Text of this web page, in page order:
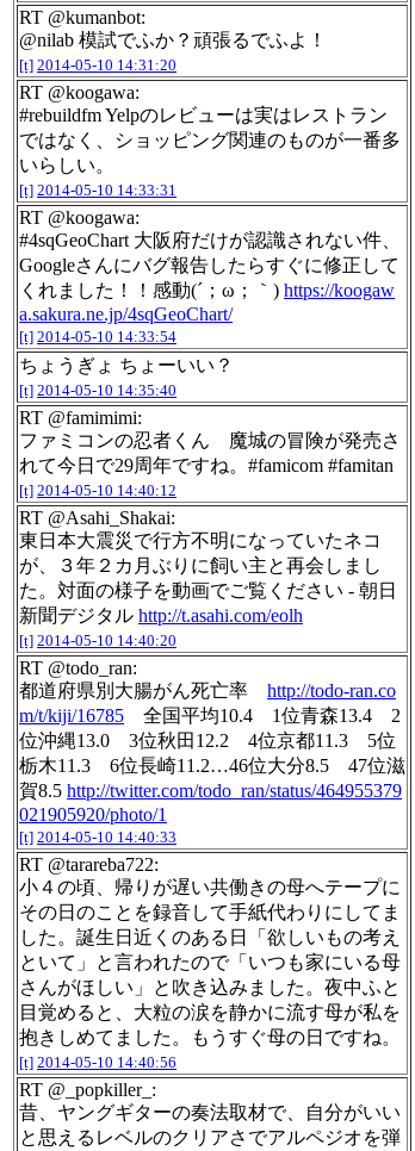
RT @kumanbot:
@nilab 模試でふか？頑張るでふよ！
[t] 2014-05-10 14:31:20
RT @koogawa:
#rebuildfm Yelpのレビューは実はレストラン
ではなく、ショッピング関連のものが一番多
いらしい。
[t] 2014-05-10 14:33:31
RT @koogawa:
#4sqGeoChart 大阪府だけが認識されない件、
Googleさんにバグ報告したらすぐに修正して
くれました！！感動(´；ω；｀) https://koogaw
a.sakura.ne.jp/4sqGeoChart/
[t] 2014-05-10 14:33:54
ちょうぎょ ちょーいい？
[t] 2014-05-10 14:35:40
RT @famimimi:
ファミコンの忍者くん 魔城の冒険が発売さ
れて今日で29周年ですね。#famicom #famitan
[t] 2014-05-10 14:40:12
RT @Asahi_Shakai:
東日本大震災で行方不明になっていたネコ
が、３年２カ月ぶりに飼い主と再会しまし
た。対面の様子を動画でご覧ください - 朝日
新聞デジタル http://t.asahi.com/eolh
[t] 2014-05-10 14:40:20
RT @todo_ran:
都道府県別大腸がん死亡率 http://todo-ran.co
m/t/kiji/16785 全国平均10.4 1位青森13.4 2
位沖縄13.0 3位秋田12.2 4位京都11.3 5位
栃木11.3 6位長崎11.2…46位大分8.5 47位滋
賀8.5 http://twitter.com/todo_ran/status/464955379
021905920/photo/1
[t] 2014-05-10 14:40:33
RT @tarareba722:
小４の頃、帰りが遅い共働きの母へテープに
その日のことを録音して手紙代わりにしてま
した。誕生日近くのある日「欲しいもの考え
といて」と言われたので「いつも家にいる母
さんがほしい」と吹き込みました。夜中ふと
目覚めると、大粒の涙を静かに流す母が私を
抱きしめてました。もうすぐ母の日ですね。
[t] 2014-05-10 14:40:56
RT @_popkiller_:
昔、ヤングギターの奏法取材で、自分がいい
と思えるレベルのクリアさでアルペジオを弾